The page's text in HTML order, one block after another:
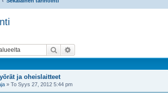
Etsi
ja oheislaitteet
» To Syys 27, 2012 5:44 pm